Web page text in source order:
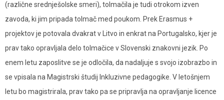
(različne srednješolske smeri), tolmačila je tudi otrokom izven
zavoda, ki jim pripada tolmač med poukom. Prek Erasmus +
projektov je potovala dvakrat v Litvo in enkrat na Portugalsko, kjer je
prav tako opravljala delo tolmačice v Slovenski znakovni jezik. Po
enem letu zaposlitve se je odločila, da nadaljuje s svojo izobrazbo in
se vpisala na Magistrski študij Inkluzivne pedagogike. V letošnjem
letu bo magistrirala, prav tako pa se pripravlja na opravljanje licence